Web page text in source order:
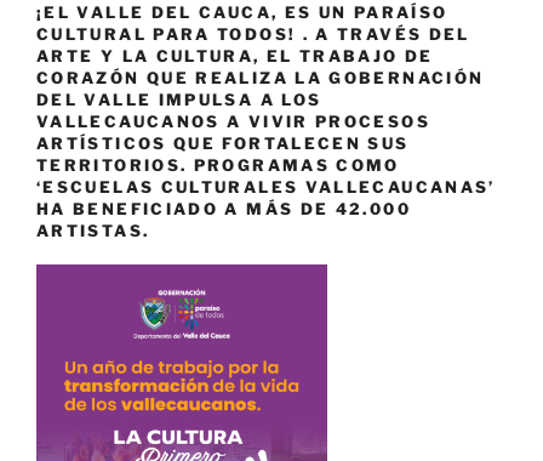
¡EL VALLE DEL CAUCA, ES UN PARAÍSO
CULTURAL PARA TODOS! . A TRAVÉS DEL
ARTE Y LA CULTURA, EL TRABAJO DE
CORAZÓN QUE REALIZA LA GOBERNACIÓN
DEL VALLE IMPULSA A LOS
VALLECAUCANOS A VIVIR PROCESOS
ARTÍSTICOS QUE FORTALECEN SUS
TERRITORIOS. PROGRAMAS COMO
‘ESCUELAS CULTURALES VALLECAUCANAS’
HA BENEFICIADO A MÁS DE 42.000
ARTISTAS.